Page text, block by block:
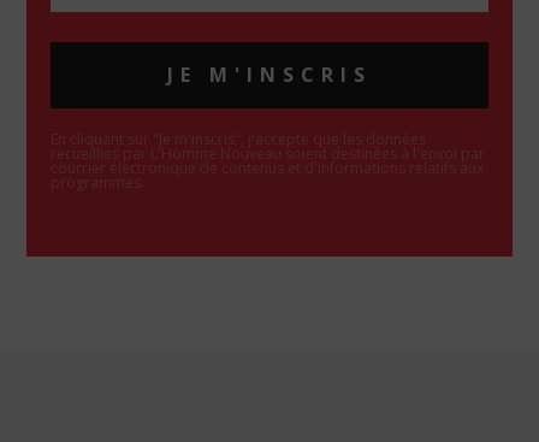
JE M'INSCRIS
En cliquant sur "Je m'inscris", j'accepte que les données
recueillies par L'Homme Nouveau soient destinées à l'envoi par
courrier électronique de contenus et d'informations relatifs aux
programmes.